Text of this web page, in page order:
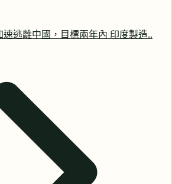
速逃離中國，目標兩年內 印度製造..